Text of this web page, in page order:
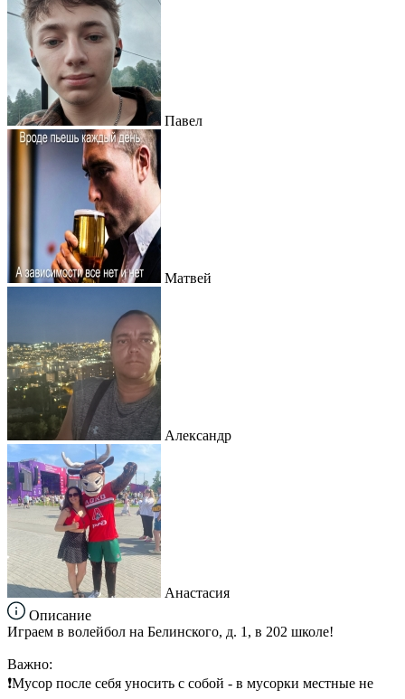
Павел
Матвей
Александр
Анастасия
Описание
Играем в волейбол на Белинского, д. 1, в 202 школе!
Важно:
❗Мусор после себя уносить с собой - в мусорки местные не